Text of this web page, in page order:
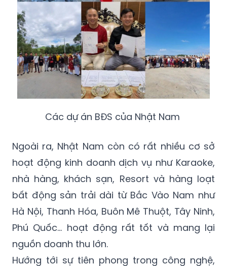
Các dự án BĐS của Nhật Nam
Ngoài ra, Nhật Nam còn có rất nhiều cơ sở
hoạt động kinh doanh dịch vụ như Karaoke,
nhà hàng, khách sạn, Resort và hàng loạt
bất động sản trải dài từ Bắc Vào Nam như
Hà Nội, Thanh Hóa, Buôn Mê Thuột, Tây Ninh,
Phú Quốc... hoạt động rất tốt và mang lại
nguồn doanh thu lớn.
Hướng tới sự tiên phong trong công nghệ,